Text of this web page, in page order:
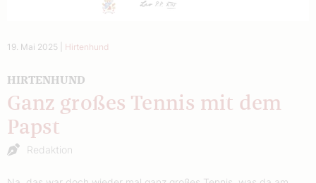
19. Mai 2025 Hirtenhund
HIRTENHUND
Ganz großes Tennis mit dem
Papst
Redaktion